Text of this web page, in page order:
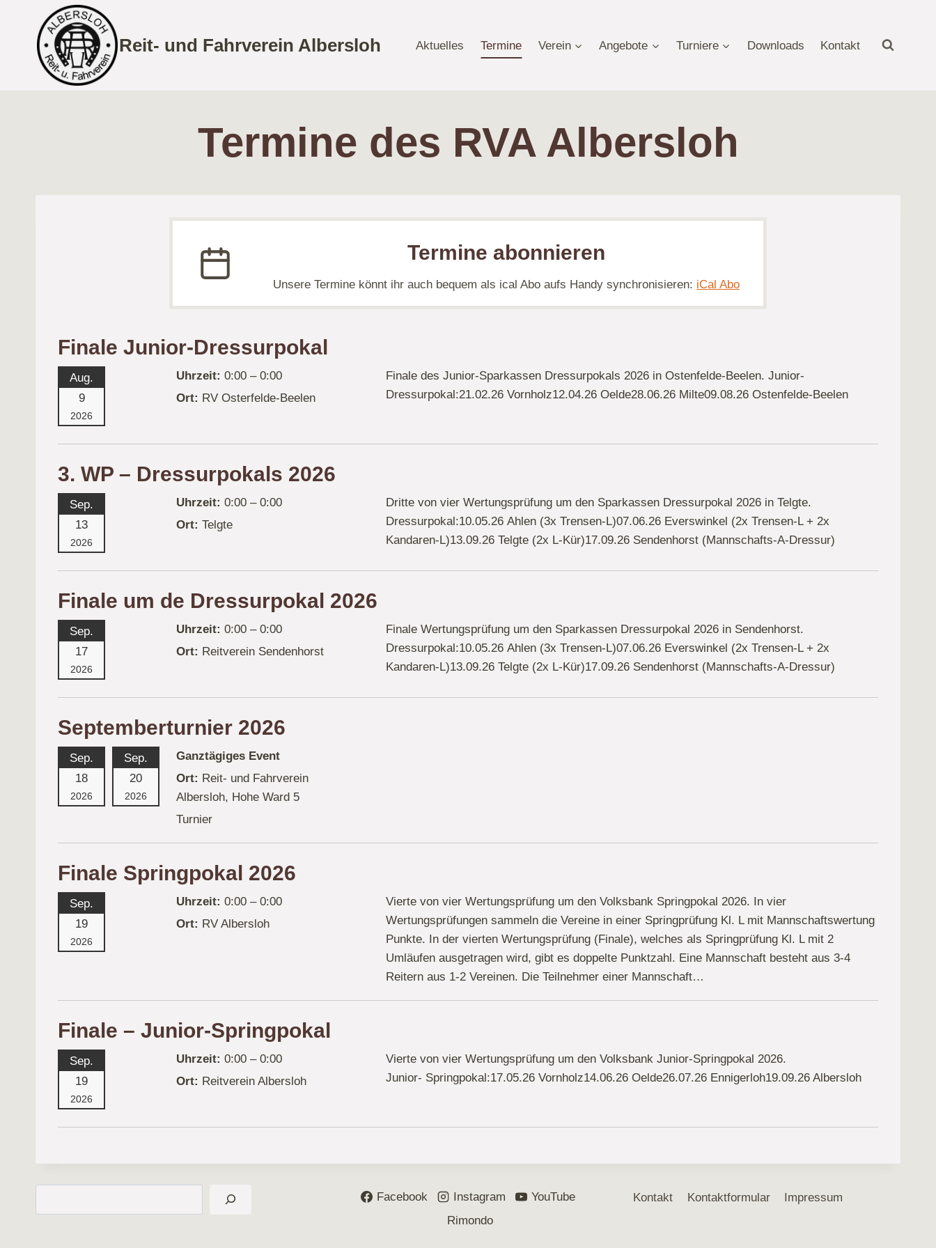
springen
Reit- und Fahrverein Albersloh Aktuelles Termine Verein Angebote Turniere Downloads Kontakt
Termine des RVA Albersloh
Termine abonnieren
Unsere Termine könnt ihr auch bequem als ical Abo aufs Handy synchronisieren: iCal Abo
Finale Junior-Dressurpokal
Aug.
9
2026
Uhrzeit: 0:00 – 0:00
Ort: RV Osterfelde-Beelen
Finale des Junior-Sparkassen Dressurpokals 2026 in Ostenfelde-Beelen. Junior-
Dressurpokal:21.02.26 Vornholz12.04.26 Oelde28.06.26 Milte09.08.26 Ostenfelde-Beelen
3. WP – Dressurpokals 2026
Sep.
13
2026
Uhrzeit: 0:00 – 0:00
Ort: Telgte
Dritte von vier Wertungsprüfung um den Sparkassen Dressurpokal 2026 in Telgte.
Dressurpokal:10.05.26 Ahlen (3x Trensen-L)07.06.26 Everswinkel (2x Trensen-L + 2x
Kandaren-L)13.09.26 Telgte (2x L-Kür)17.09.26 Sendenhorst (Mannschafts-A-Dressur)
Finale um de Dressurpokal 2026
Sep.
17
2026
Uhrzeit: 0:00 – 0:00
Ort: Reitverein Sendenhorst
Finale Wertungsprüfung um den Sparkassen Dressurpokal 2026 in Sendenhorst.
Dressurpokal:10.05.26 Ahlen (3x Trensen-L)07.06.26 Everswinkel (2x Trensen-L + 2x
Kandaren-L)13.09.26 Telgte (2x L-Kür)17.09.26 Sendenhorst (Mannschafts-A-Dressur)
Septemberturnier 2026
Sep.
18
2026
Sep.
20
2026
Ganztägiges Event
Ort: Reit- und Fahrverein
Albersloh, Hohe Ward 5
Turnier
Finale Springpokal 2026
Sep.
19
2026
Uhrzeit: 0:00 – 0:00
Ort: RV Albersloh
Vierte von vier Wertungsprüfung um den Volksbank Springpokal 2026. In vier
Wertungsprüfungen sammeln die Vereine in einer Springprüfung Kl. L mit Mannschaftswertung
Punkte. In der vierten Wertungsprüfung (Finale), welches als Springprüfung Kl. L mit 2
Umläufen ausgetragen wird, gibt es doppelte Punktzahl. Eine Mannschaft besteht aus 3-4
Reitern aus 1-2 Vereinen. Die Teilnehmer einer Mannschaft…
Finale – Junior-Springpokal
Sep.
19
2026
Uhrzeit: 0:00 – 0:00
Ort: Reitverein Albersloh
Vierte von vier Wertungsprüfung um den Volksbank Junior-Springpokal 2026.
Junior- Springpokal:17.05.26 Vornholz14.06.26 Oelde26.07.26 Ennigerloh19.09.26 Albersloh
Facebook Instagram
YouTube
Rimondo
Kontakt Kontaktformular Impressum